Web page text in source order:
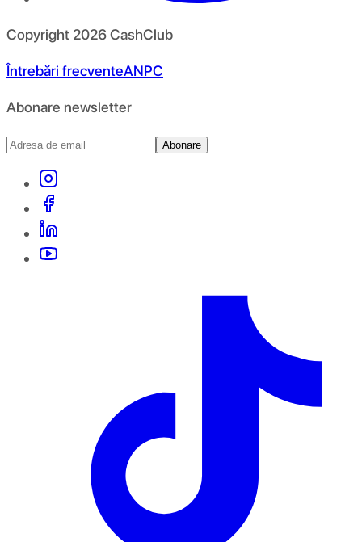
Copyright 2026CashClub
Întrebări frecventeANPC
Abonare newsletter
Abonare